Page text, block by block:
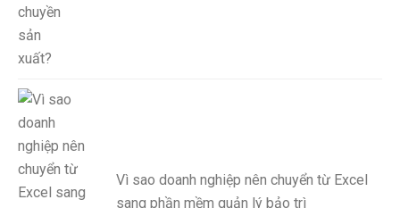
Vì sao doanh nghiệp nên chuyển từ Excel
sang phần mềm quản lý bảo trì